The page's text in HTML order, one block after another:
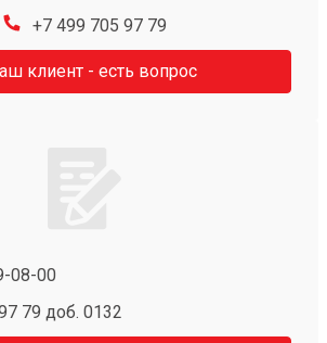
+7 499 705 97 79
клиент - есть вопрос
08-00
79 доб. 0132